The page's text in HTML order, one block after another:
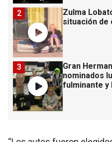
Zulma
situación de
2
Gran
nominados
fulminante y
3